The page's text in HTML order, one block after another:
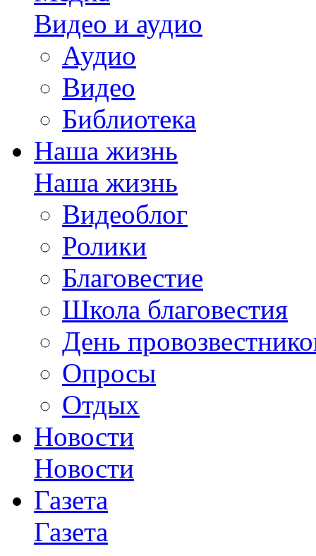
Видео и аудио
Аудио
Видео
Библиотека
Наша жизнь
Наша жизнь
Видеоблог
Ролики
Благовестие
Школа благовестия
День
Опросы
Отдых
Новости
Новости
Газета
Газета